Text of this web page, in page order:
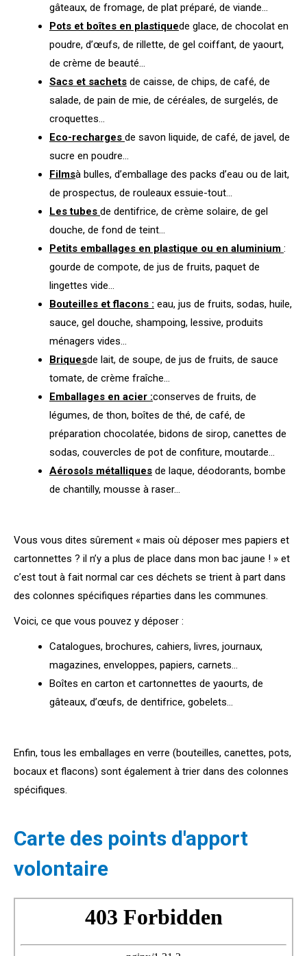
gâteaux, de fromage, de plat préparé, de viande…
Pots et boîtes en plastiquede glace, de chocolat en
poudre, d’œufs, de rillette, de gel coiffant, de yaourt,
de crème de beauté…
Sacs et sachets de caisse, de chips, de café, de
salade, de pain de mie, de céréales, de surgelés, de
croquettes…
Eco-recharges de savon liquide, de café, de javel, de
sucre en poudre…
Filmsà bulles, d’emballage des packs d’eau ou de lait,
de prospectus, de rouleaux essuie-tout…
Les tubes de dentifrice, de crème solaire, de gel
douche, de fond de teint…
Petits emballages en plastique ou en aluminium :
gourde de compote, de jus de fruits, paquet de
lingettes vide…
Bouteilles et flacons : eau, jus de fruits, sodas, huile,
sauce, gel douche, shampoing, lessive, produits
ménagers vides…
Briquesde lait, de soupe, de jus de fruits, de sauce
tomate, de crème fraîche…
Emballages en acier :conserves de fruits, de
légumes, de thon, boîtes de thé, de café, de
préparation chocolatée, bidons de sirop, canettes de
sodas, couvercles de pot de confiture, moutarde…
Aérosols métalliques de laque, déodorants, bombe
de chantilly, mousse à raser…
Vous vous dites sûrement « mais où déposer mes papiers et
cartonnettes ? il n’y a plus de place dans mon bac jaune ! » et
c’est tout à fait normal car ces déchets se trient à part dans
des colonnes spécifiques réparties dans les communes.
Voici, ce que vous pouvez y déposer :
Catalogues, brochures, cahiers, livres, journaux,
magazines, enveloppes, papiers, carnets…
Boîtes en carton et cartonnettes de yaourts, de
gâteaux, d’œufs, de dentifrice, gobelets…
Enfin, tous les emballages en verre (bouteilles, canettes, pots,
bocaux et flacons) sont également à trier dans des colonnes
spécifiques.
Carte des points d'apport
volontaire